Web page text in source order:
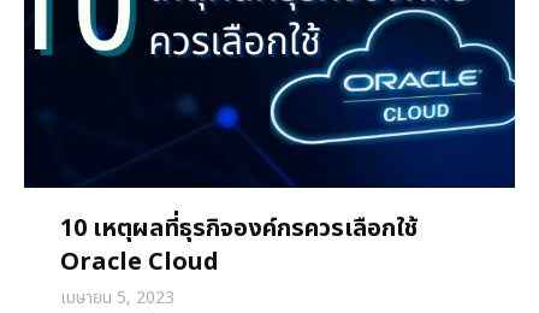
10 เหตุผลที่ธุรกิจองค์กรควรเลือกใช้
Oracle Cloud
เมษายน 5, 2023